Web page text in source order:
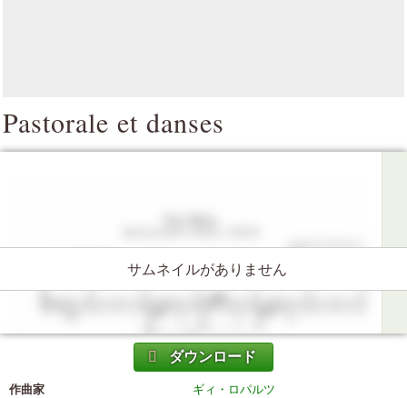
Pastorale et danses
サムネイルがありません
ダウンロード
作曲家
ギィ・ロパルツ